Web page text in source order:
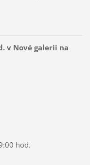
v Nové galerii na
hod.